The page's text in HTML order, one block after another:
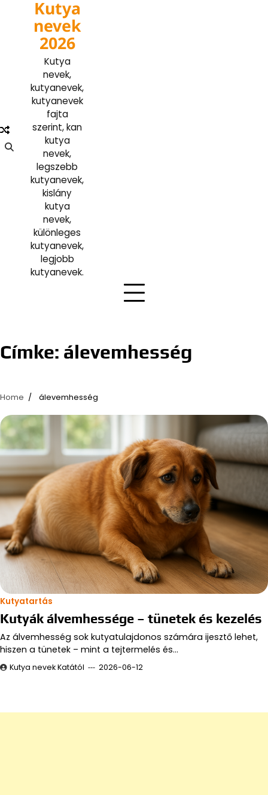
content
Kutya
nevek
2026
Kutya
nevek,
kutyanevek,
kutyanevek
fajta
szerint, kan
kutya
nevek,
legszebb
kutyanevek,
kislány
kutya
nevek,
különleges
kutyanevek,
legjobb
kutyanevek.
Címke: álevemhesség
Home álevemhesség
Kutyatartás
Kutyák álvemhessége – tünetek és kezelés
Az álvemhesség sok kutyatulajdonos számára ijesztő lehet,
hiszen a tünetek – mint a tejtermelés és…
Kutya nevek Katától 2026-06-12